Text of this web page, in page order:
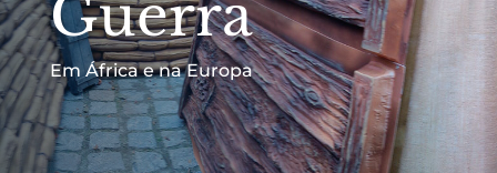
Guerra
Em África e na Europa